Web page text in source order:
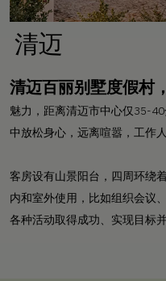
清迈
清迈百丽别墅度假村，
魅力，距离清迈市中心仅35-
中放松身心，远离喧嚣，工作
客房设有山景阳台，四周环绕
内和室外使用，比如组织会议
各种活动取得成功、实现目标